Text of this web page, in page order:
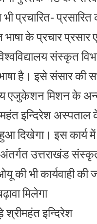
भी प्रचारित-
के प्रचार
संस्कृत
है। इसे संसार की
एजुकेशन मिशन के
इन्दिरेश
दिखेगा। इस कार्य
उत्तराखंड
की भी कार्यवाही की
मिलेगा
इन्दिरेश